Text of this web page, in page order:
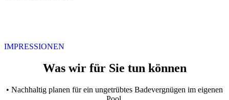
IMPRESSIONEN
Was wir für Sie tun können
• Nachhaltig planen für ein ungetrübtes Badevergnügen im eigenen